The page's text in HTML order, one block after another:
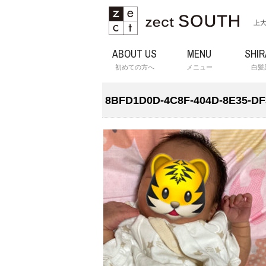
上
ABOUT US
初めての方へ
MENU
メニュー 白髪
8BFD1D0D-4C8F-404D-8E35-